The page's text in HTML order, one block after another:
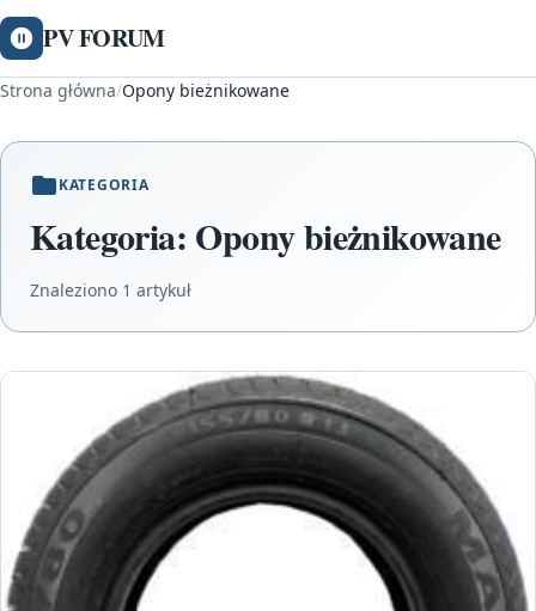
PV FORUM
Strona główna/Opony bieżnikowane
KATEGORIA
Kategoria: Opony bieżnikowane
Znaleziono 1 artykuł